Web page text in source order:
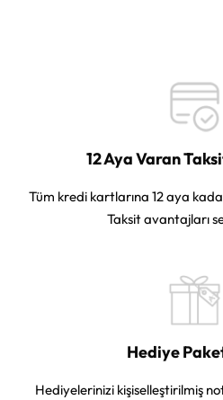
12 Aya Varan
Tüm kredi kartlarına 12 aya
Taksit avantajları
Hediye
Hediyelerinizi kişiselleştirilmiş